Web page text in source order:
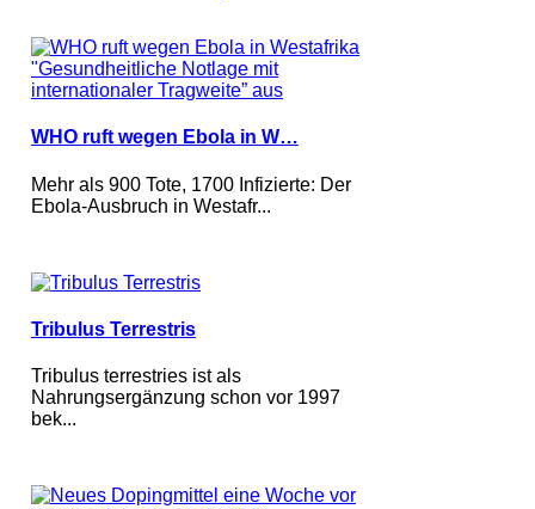
WHO ruft wegen Ebola in W…
Mehr als 900 Tote, 1700 Infizierte: Der
Ebola-Ausbruch in Westafr...
Tribulus Terrestris
Tribulus terrestries ist als
Nahrungsergänzung schon vor 1997
bek...